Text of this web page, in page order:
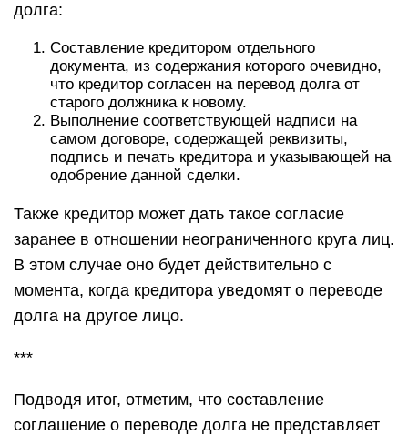
долга:
Составление кредитором отдельного
документа, из содержания которого очевидно,
что кредитор согласен на перевод долга от
старого должника к новому.
Выполнение соответствующей надписи на
самом договоре, содержащей реквизиты,
подпись и печать кредитора и указывающей на
одобрение данной сделки.
Также кредитор может дать такое согласие
заранее в отношении неограниченного круга лиц.
В этом случае оно будет действительно с
момента, когда кредитора уведомят о переводе
долга на другое лицо.
***
Подводя итог, отметим, что составление
соглашение о переводе долга не представляет